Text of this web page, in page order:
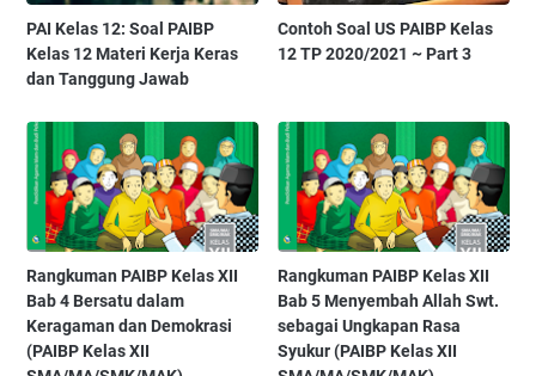
PAI Kelas 12: Soal PAIBP
Kelas 12 Materi Kerja Keras
dan Tanggung Jawab
Contoh Soal US PAIBP Kelas
12 TP 2020/2021 ~ Part 3
Rangkuman PAIBP Kelas XII
Bab 4 Bersatu dalam
Keragaman dan Demokrasi
(PAIBP Kelas XII
Rangkuman PAIBP Kelas XII
Bab 5 Menyembah Allah Swt.
sebagai Ungkapan Rasa
Syukur (PAIBP Kelas XII